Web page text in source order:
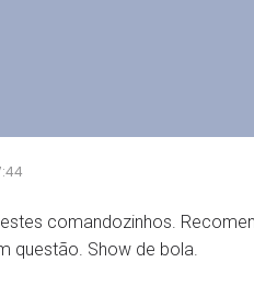
comandozinhos.
questão. Show de bola.